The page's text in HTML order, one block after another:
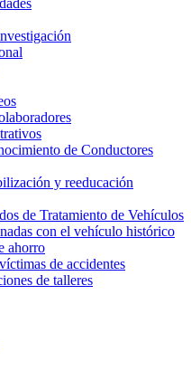
de Conductores
y reeducación
de Tratamiento de Vehículos
con el vehículo histórico
ahorro
de accidentes
de talleres